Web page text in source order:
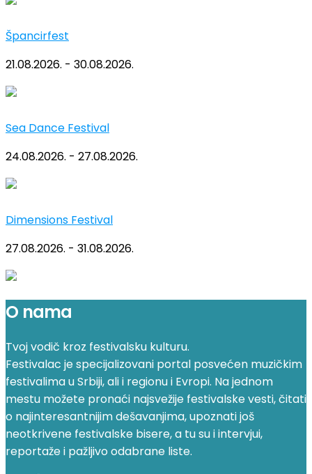
Špancirfest
21.08.2026. - 30.08.2026.
Sea Dance Festival
24.08.2026. - 27.08.2026.
Dimensions Festival
27.08.2026. - 31.08.2026.
O nama
Tvoj vodič kroz festivalsku kulturu.
Festivalac je specijalizovani portal posvećen muzičkim
festivalima u Srbiji, ali i regionu i Evropi. Na jednom
mestu možete pronaći najsvežije festivalske vesti, čitati
o najinteresantnijim dešavanjima, upoznati još
neotkrivene festivalske bisere, a tu su i intervjui,
reportaže i pažljivo odabrane liste.